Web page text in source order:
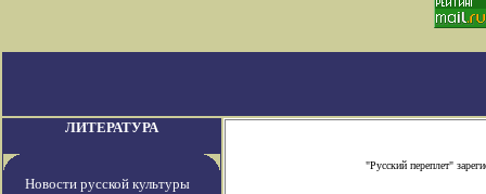
ЛИТЕРАТУРА
Новости русской культуры
"Русский переплет"